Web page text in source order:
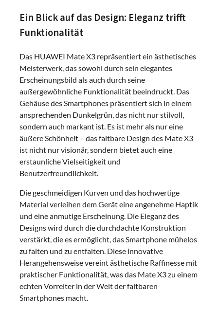
Ein Blick auf das Design: Eleganz trifft
Funktionalität
Das HUAWEI Mate X3 repräsentiert ein ästhetisches
Meisterwerk, das sowohl durch sein elegantes
Erscheinungsbild als auch durch seine
außergewöhnliche Funktionalität beeindruckt. Das
Gehäuse des Smartphones präsentiert sich in einem
ansprechenden Dunkelgrün, das nicht nur stilvoll,
sondern auch markant ist. Es ist mehr als nur eine
äußere Schönheit – das faltbare Design des Mate X3
ist nicht nur visionär, sondern bietet auch eine
erstaunliche Vielseitigkeit und
Benutzerfreundlichkeit.
Die geschmeidigen Kurven und das hochwertige
Material verleihen dem Gerät eine angenehme Haptik
und eine anmutige Erscheinung. Die Eleganz des
Designs wird durch die durchdachte Konstruktion
verstärkt, die es ermöglicht, das Smartphone mühelos
zu falten und zu entfalten. Diese innovative
Herangehensweise vereint ästhetische Raffinesse mit
praktischer Funktionalität, was das Mate X3 zu einem
echten Vorreiter in der Welt der faltbaren
Smartphones macht.